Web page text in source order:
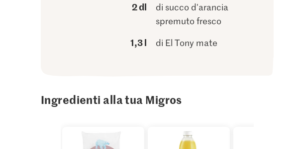
2 dl
di succo d'arancia
spremuto fresco
1,3 l di El Tony mate
Ingredienti alla tua Migros